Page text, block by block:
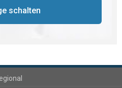
schalten